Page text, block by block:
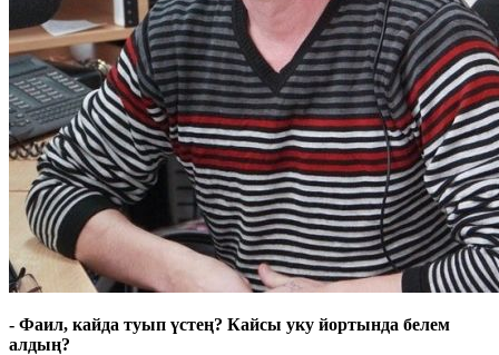
- Фаил, кайда туып үстең? Кайсы уку йортында белем
алдың?